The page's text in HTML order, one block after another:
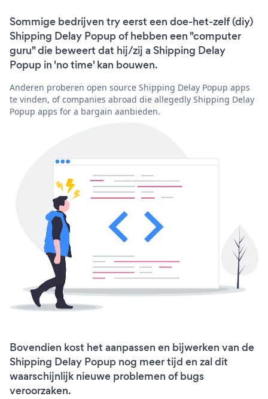
Sommige bedrijven try eerst een doe-het-zelf (diy)
Shipping Delay Popup of hebben een "computer
guru" die beweert dat hij/zij a Shipping Delay
Popup in 'no time' kan bouwen.
Anderen proberen open source Shipping Delay Popup apps
te vinden, of companies abroad die allegedly Shipping Delay
Popup apps for a bargain aanbieden.
Bovendien kost het aanpassen en bijwerken van de
Shipping Delay Popup nog meer tijd en zal dit
waarschijnlijk nieuwe problemen of bugs
veroorzaken.